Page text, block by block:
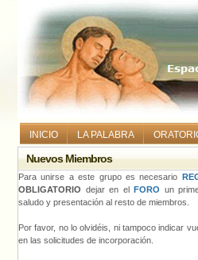
INICIO LA PALABRA
Nuevos Miembros
Para unirse a este grupo es necesario
OBLIGATORIO dejar en el FORO un
saludo y presentación al resto de miembros.
Por favor, no lo olvidéis, ni tampoco indicar
en las solicitudes de incorporación.